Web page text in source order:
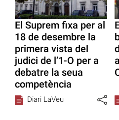
El Suprem fixa per al
18 de desembre la
primera vista del
judici de l’1-O per a
debatre la seua
competència
Diari LaVeu